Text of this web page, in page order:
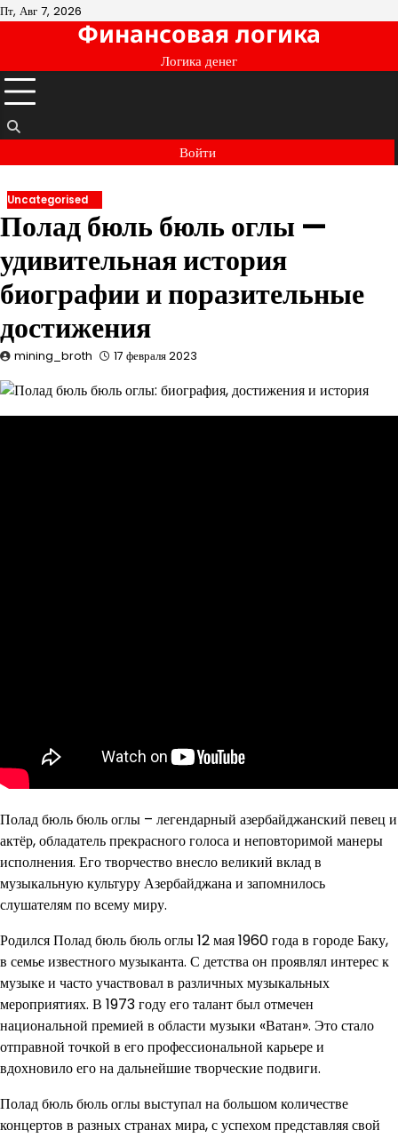
Перейти
Пт, Авг 7, 2026
Финансовая логика
Логика денег
Войти
Uncategorised
Полад бюль бюль оглы —
удивительная история
биографии и поразительные
достижения
mining_broth 17 февраля 2023
Полад бюль бюль оглы – легендарный азербайджанский певец и
актёр, обладатель прекрасного голоса и неповторимой манеры
исполнения. Его творчество внесло великий вклад в
музыкальную культуру Азербайджана и запомнилось
слушателям по всему миру.
Родился Полад бюль бюль оглы 12 мая 1960 года в городе Баку,
в семье известного музыканта. С детства он проявлял интерес к
музыке и часто участвовал в различных музыкальных
мероприятиях. В 1973 году его талант был отмечен
национальной премией в области музыки «Ватан». Это стало
отправной точкой в его профессиональной карьере и
вдохновило его на дальнейшие творческие подвиги.
Полад бюль бюль оглы выступал на большом количестве
концертов в разных странах мира, с успехом представляя свой